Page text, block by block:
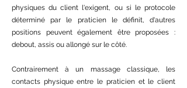
physiques du client l'exigent, ou si le protocole
déterminé par le praticien le définit, d'autres
positions peuvent également être proposées :
debout, assis ou allongé sur le côté.
Contrairement à un massage classique, les
contacts physique entre le praticien et le client